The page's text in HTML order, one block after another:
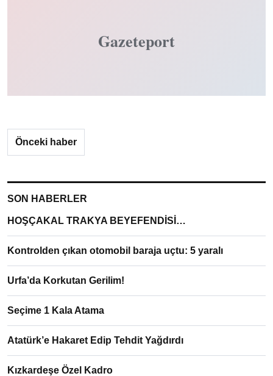
Gazeteport
Önceki haber
SON HABERLER
HOŞÇAKAL TRAKYA BEYEFENDİSİ…
Kontrolden çıkan otomobil baraja uçtu: 5 yaralı
Urfa’da Korkutan Gerilim!
Seçime 1 Kala Atama
Atatürk’e Hakaret Edip Tehdit Yağdırdı
Kızkardeşe Özel Kadro